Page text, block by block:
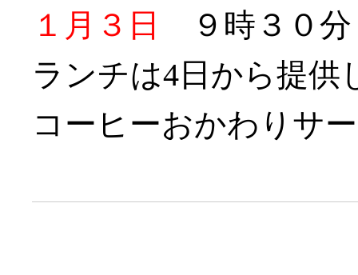
１月３日
９時３０
ランチは4日から提供
コーヒーおかわりサ